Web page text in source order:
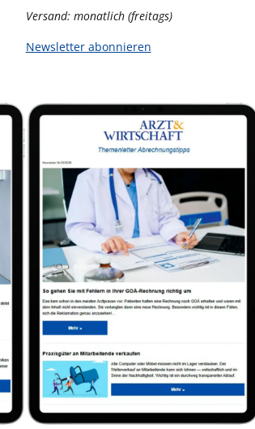
Versand: monatlich (freitags)
Newsletter abonnieren